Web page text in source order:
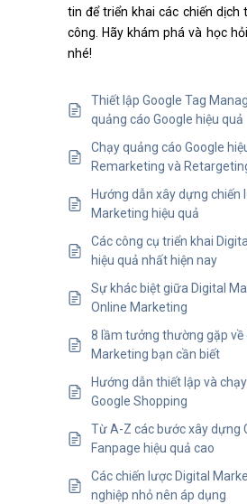
tin để triển khai các chiến dịch
công. Hãy khám phá và học
nhé!
Thiết lập Google Tag
quảng cáo Google hiệu quả
Chạy quảng cáo Google
Remarketing và
Hướng dẫn xây dựng chiến
Marketing hiệu quả
Các công cụ triển khai
hiệu quả nhất hiện nay
Sự khác biệt giữa Digital
Online Marketing
8 lầm tưởng thường gặp về
Marketing bạn cần biết
Hướng dẫn thiết lập và
Google Shopping
Từ A-Z các bước xây dựng
Fanpage hiệu quả cao
Các chiến lược Digital
nghiệp nhỏ nên áp dụng